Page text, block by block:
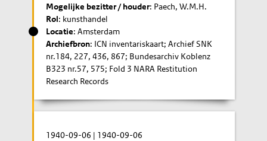
Mogelijke bezitter / houder: Paech, W.M.H.
Rol: kunsthandel
Locatie: Amsterdam
Archiefbron: ICN inventariskaart; Archief SNK
nr.184, 227, 436, 867; Bundesarchiv Koblenz
B323 nr.57, 575; Fold 3 NARA Restitution
Research Records
1940-09-06 | 1940-09-06